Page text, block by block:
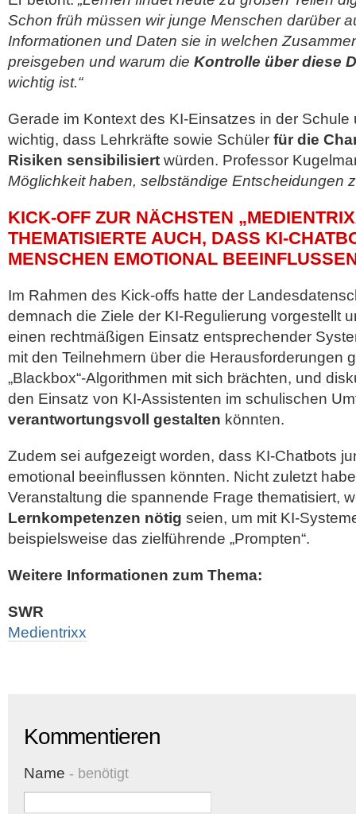
Schon früh müssen wir junge Menschen darüber
Informationen und Daten sie in welchen
preisgeben und warum die Kontrolle über diese
wichtig ist.“
Gerade im Kontext des KI-Einsatzes in der Schule
wichtig, dass Lehrkräfte sowie Schüler für die
Risiken sensibilisiert würden. Professor
Möglichkeit haben, selbständige Entscheidungen
KICK-OFF ZUR NÄCHSTEN
THEMATISIERTE AUCH, DASS KI-
MENSCHEN EMOTIONAL
Im Rahmen des Kick-offs hatte der
demnach die Ziele der KI-Regulierung vorgestellt
einen rechtmäßigen Einsatz entsprechender
mit den Teilnehmern über die Herausforderungen
„Blackbox“-Algorithmen mit sich brächten, und
den Einsatz von KI-Assistenten im schulischen
verantwortungsvoll gestalten könnten.
Zudem sei aufgezeigt worden, dass KI-Chatbots
emotional beeinflussen könnten. Nicht zuletzt
Veranstaltung die spannende Frage thematisiert,
Lernkompetenzen nötig seien, um mit KI-
beispielsweise das zielführende „Prompten“.
Weitere Informationen zum Thema:
SWR
Medientrixx
Kommentieren
Name - benötigt